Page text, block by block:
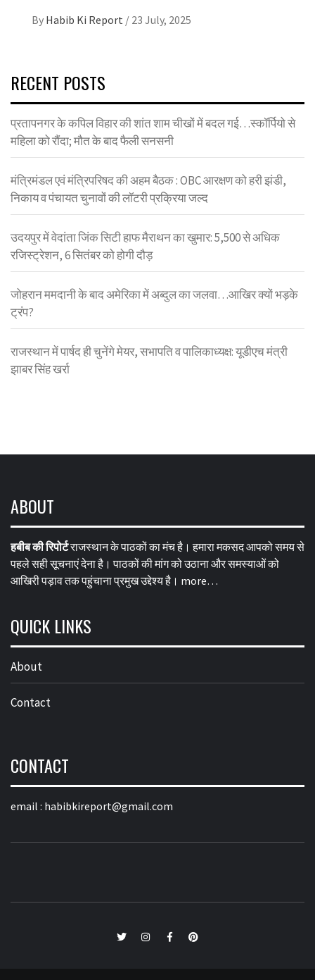
By Habib Ki Report / 23 July, 2025
RECENT POSTS
प्रतापनगर के कपिल विहार की शांत शाम चीखों में बदल गई…स्कॉर्पियो से
महिला को रौंदा; मौत के बाद फैली सनसनी
मंत्रिमंडल एवं मंत्रिपरिषद की अहम बैठक : OBC आरक्षण को हरी झंडी,
निकाय व पंचायत चुनावों की लॉटरी प्रक्रिया जल्द
उदयपुर में वेदांता जिंक सिटी हाफ मैराथन का खुमार: 5,500 से अधिक
रजिस्ट्रेशन, 6 सितंबर को होगी दौड़
जोहरान ममदानी के बाद अमेरिका में अब्दुल का जलवा…आखिर क्यों भड़के
ट्रंप?
राजस्थान में पार्षद ही चुनेंगे मेयर, सभापति व पालिकाध्यक्ष: यूडीएच मंत्री
झाबर सिंह खर्रा
ABOUT
हबीब की रिपोर्टराजस्थान के पाठकों का मंच है। हमारा मकसद आपको समय से
पहले सही सूचनाएं देना है। पाठकों की मांग को उठाना और समस्याओं को
आखिरी पड़ाव तक पहुंचाना प्रमुख उद्देश्य है। more…
QUICK LINKS
About
Contact
CONTACT
email : habibkireport@gmail.com
twitterInstagramFacebookPinterest